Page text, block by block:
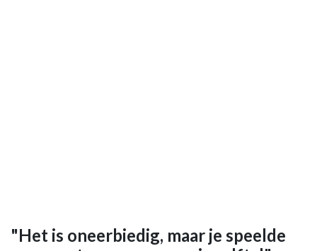
"Het is oneerbiedig, maar je speelde